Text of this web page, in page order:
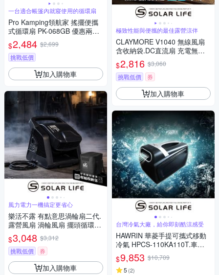
一台適合帳篷內就寢使用的循環扇
Pro Kamping領航家 搖擺便攜
式循環扇 PK-068GB 優惠兩入
組(含收納袋).露營渦輪扇 帳篷
循環扇 遙控循環風扇 帳篷電風
扇 戶外涼風扇
$2,484 $2,699
挑戰低價
加入購物車
風力電力一機搞定更省心
樂活不露 有點意思渦輪扇二代.
露營風扇 渦輪風扇 擺頭循環扇
對流扇電風扇 強力風扇
$3,048 $3,312
挑戰低價
券
加入購物車
極致性能與便攜的最佳露營涼伴
CLAYMORE V1040 無線風扇
含收納袋.DC直流扇 充電無線
風扇 韓國風扇 戶外露營電扇 可
吊掛腳架
$2,816 $3,060
挑戰低價
券
加入購物車
台灣冷氣大廠，給你即刻酷涼感受
HAWRIN 華菱手提可攜式移動
冷氣 HPCS-110KA110T.車泊
車宿 露營冷氣 移動式空調 帳篷
冷氣機 攜帶式冷氣
$9,853 $10,709
5 (2)